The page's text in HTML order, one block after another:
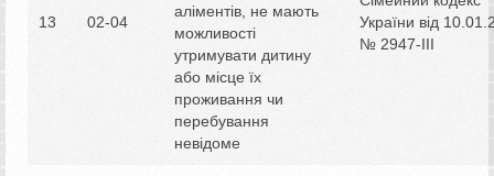
13 02-04
аліментів, не мають
можливості
утримувати дитину
або місце їх
проживання чи
перебування
невідоме
України від
№ 2947-ІІІ